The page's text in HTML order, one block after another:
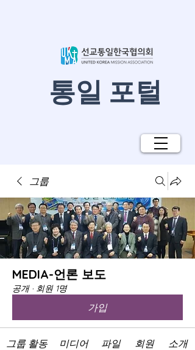
​통일 포털
그룹
MEDIA-언론 보도
공개 · 회원 1명
가입
그룹 활동 미디어 파일 회원 소개